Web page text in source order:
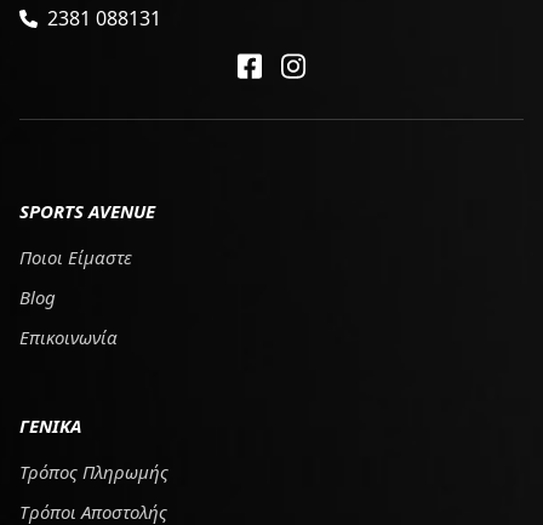
2381 088131
SPORTS AVENUE
Ποιοι Είμαστε
Blog
Επικοινωνία
ΓΕΝΙΚΑ
Τρόπος Πληρωμής
Tρόποι Αποστολής